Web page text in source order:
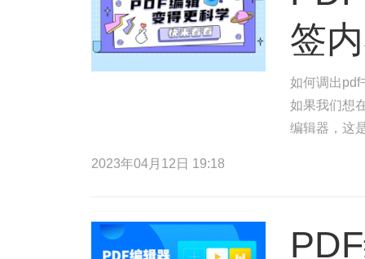
签
如何调出pdf
如果我们想
编辑器，这
2023年04月12日 19:18